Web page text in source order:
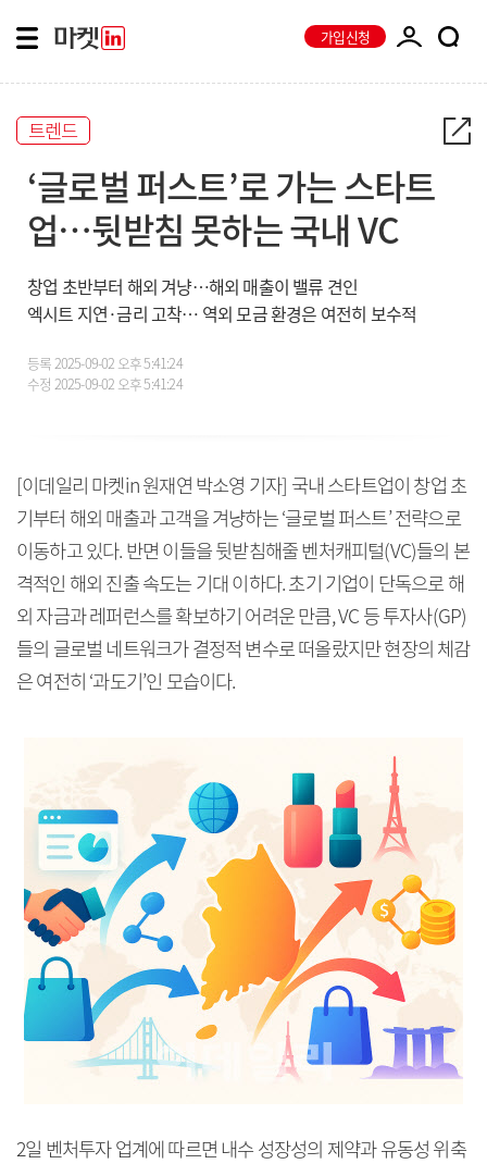
가입신청
트렌드
‘글로벌 퍼스트’로 가는 스타트
업…뒷받침 못하는 국내 VC
창업 초반부터 해외 겨냥…해외 매출이 밸류 견인
엑시트 지연·금리 고착… 역외 모금 환경은 여전히 보수적
등록2025-09-02 오후 5:41:24
수정 2025-09-02 오후 5:41:24
[이데일리 마켓in 원재연 박소영 기자] 국내 스타트업이 창업 초
기부터 해외 매출과 고객을 겨냥하는 ‘글로벌 퍼스트’ 전략으로
이동하고 있다. 반면 이들을 뒷받침해줄 벤처캐피털(VC)들의 본
격적인 해외 진출 속도는 기대 이하다. 초기 기업이 단독으로 해
외 자금과 레퍼런스를 확보하기 어려운 만큼, VC 등 투자사(GP)
들의 글로벌 네트워크가 결정적 변수로 떠올랐지만 현장의 체감
은 여전히 ‘과도기’인 모습이다.
2일 벤처투자 업계에 따르면 내수 성장성의 제약과 유동성 위축